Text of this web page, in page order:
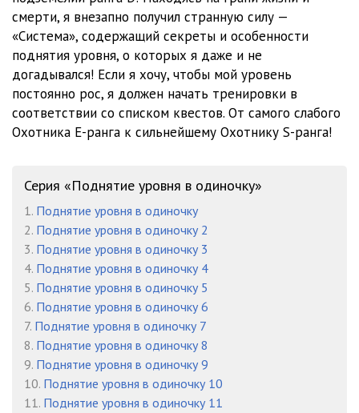
смерти, я внезапно получил странную силу —
«Система», содержащий секреты и особенности
поднятия уровня, о которых я даже и не
догадывался! Если я хочу, чтобы мой уровень
постоянно рос, я должен начать тренировки в
соответствии со списком квестов. От самого слабого
Охотника E-ранга к сильнейшему Охотнику S-ранга!
Серия «Поднятие уровня в одиночку»
1. Поднятие уровня в одиночку
2. Поднятие уровня в одиночку 2
3. Поднятие уровня в одиночку 3
4. Поднятие уровня в одиночку 4
5. Поднятие уровня в одиночку 5
6. Поднятие уровня в одиночку 6
7. Поднятие уровня в одиночку 7
8. Поднятие уровня в одиночку 8
9. Поднятие уровня в одиночку 9
10. Поднятие уровня в одиночку 10
11. Поднятие уровня в одиночку 11